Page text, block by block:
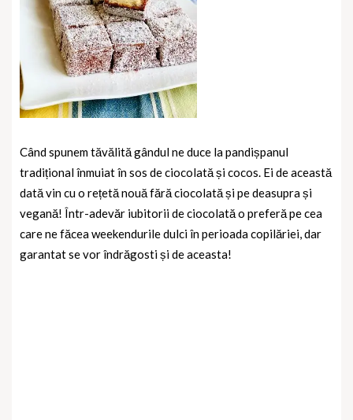
Când spunem tăvălită gândul ne duce la pandișpanul
tradițional înmuiat în sos de ciocolată și cocos. Ei de această
dată vin cu o rețetă nouă fără ciocolată și pe deasupra și
vegană! Într-adevăr iubitorii de ciocolată o preferă pe cea
care ne făcea weekendurile dulci în perioada copilăriei, dar
garantat se vor îndrăgosti și de aceasta!